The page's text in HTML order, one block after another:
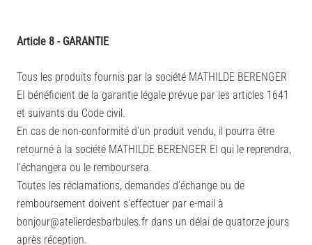
Article 8 - GARANTIE
Tous les produits fournis par la société MATHILDE BERENGER
EI bénéficient de la garantie légale prévue par les articles 1641
et suivants du Code civil.
En cas de non-conformité d’un produit vendu, il pourra être
retourné à la société MATHILDE BERENGER EI qui le reprendra,
l’échangera ou le remboursera.
Toutes les réclamations, demandes d’échange ou de
remboursement doivent s’effectuer par e-mail à
bonjour@atelierdesbarbules.fr dans un délai de quatorze jours
après réception.